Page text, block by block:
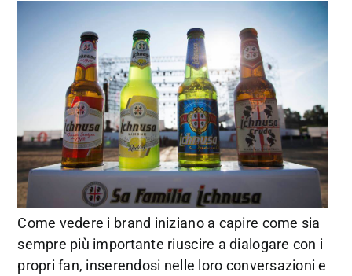
Come vedere i brand iniziano a capire come sia
sempre più importante riuscire a dialogare con i
propri fan, inserendosi nelle loro conversazioni e